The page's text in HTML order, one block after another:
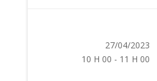
27/04/2023
10 H 00 - 11 H 00